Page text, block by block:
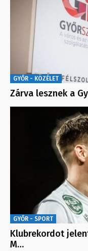
GYŐR - KÖZÉLET
Zárva lesznek a
GYŐR - SPORT
Klubrekordot
M…